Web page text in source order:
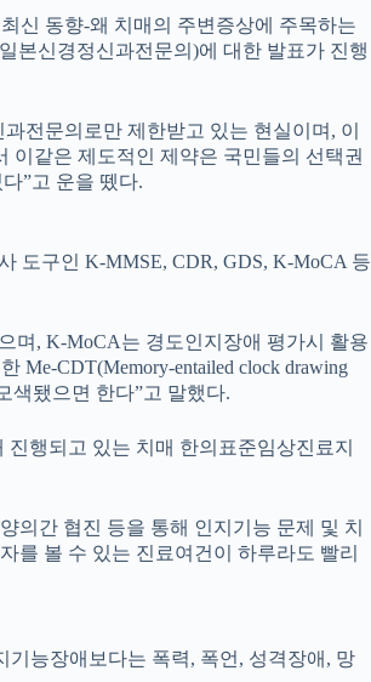
신 동향-왜 치매의 주변증상에 주목하는
본신경정신과전문의)에 대한 발표가 진행
전문의로만 제한받고 있는 현실이며, 이
이같은 제도적인 제약은 국민들의 선택권
”고 운을 뗐다.
구인 K-MMSE, CDR, GDS, K-MoCA 등
며, K-MoCA는 경도인지장애 평가시 활용
CDT(Memory-entailed clock drawing
색됐으면 한다”고 말했다.
행되고 있는 치매 한의표준임상진료지
의간 협진 등을 통해 인지기능 문제 및 치
를 볼 수 있는 진료여건이 하루라도 빨리
능장애보다는 폭력, 폭언, 성격장애, 망